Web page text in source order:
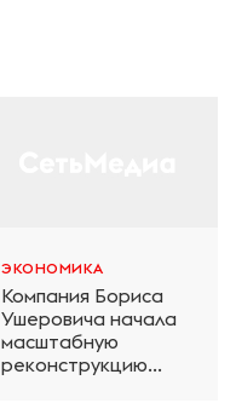
ЭКОНОМИКА
Компания Бориса
Ушеровича начала
масштабную
реконструкцию